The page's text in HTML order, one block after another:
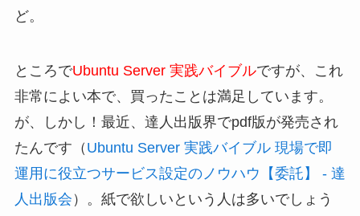
ど。
ところでUbuntu Server 実践バイブルですが、これ
非常によい本で、買ったことは満足しています。
が、しかし！最近、達人出版界でpdf版が発売され
たんです（ Ubuntu Server 実践バイブル 現場で即
運用に役立つサービス設定のノウハウ【委託】 - 達
人出版会 ）。紙で欲しいという人は多いでしょう